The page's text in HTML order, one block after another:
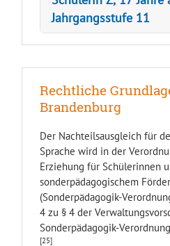
Jahrgangsstufe 11
Rechtliche
Brandenburg
Der Nachteilsausgleich für
Sprache wird in der
Erziehung für Schülerinnen
sonderpädagogischem
(Sonderpädagogik-
4 zu § 4 der
Sonderpädagogik-
[25]